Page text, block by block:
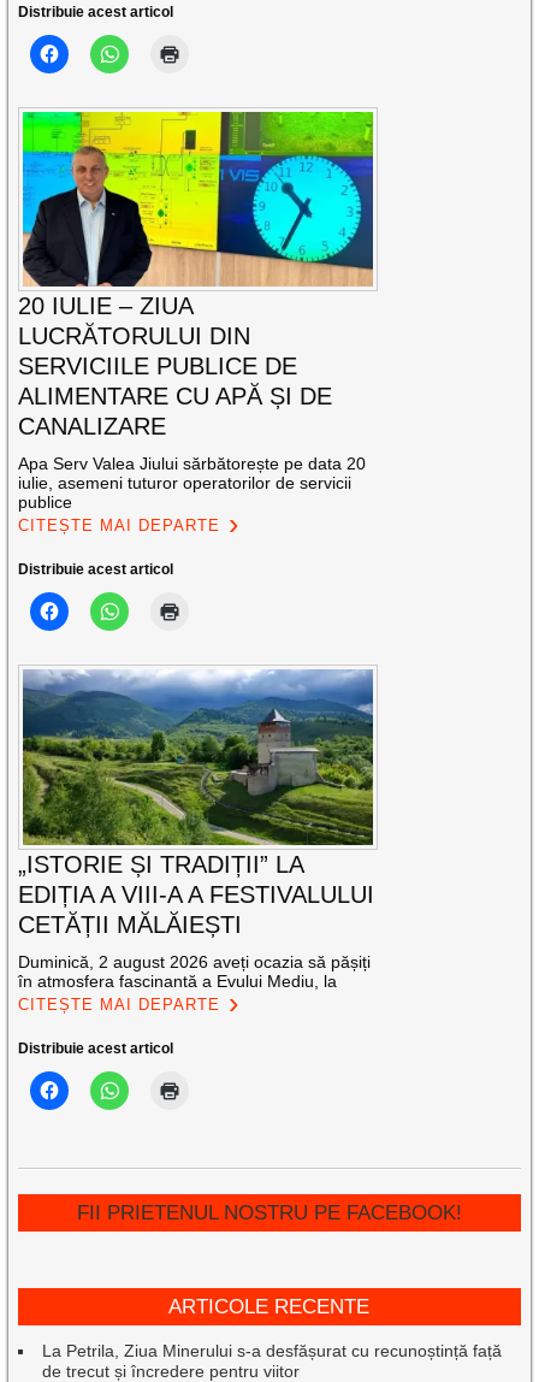
Distribuie acest articol
20 IULIE – ZIUA
LUCRĂTORULUI DIN
SERVICIILE PUBLICE DE
ALIMENTARE CU APĂ ȘI DE
CANALIZARE
Apa Serv Valea Jiului sărbătorește pe data 20
iulie, asemeni tuturor operatorilor de servicii
publice
CITEȘTE MAI DEPARTE
Distribuie acest articol
„ISTORIE ȘI TRADIȚII” LA
EDIȚIA A VIII-A A FESTIVALULUI
CETĂȚII MĂLĂIEȘTI
Duminică, 2 august 2026 aveți ocazia să pășiți
în atmosfera fascinantă a Evului Mediu, la
CITEȘTE MAI DEPARTE
Distribuie acest articol
FII PRIETENUL NOSTRU PE FACEBOOK!
ARTICOLE RECENTE
La Petrila, Ziua Minerului s-a desfășurat cu recunoștință față
de trecut și încredere pentru viitor